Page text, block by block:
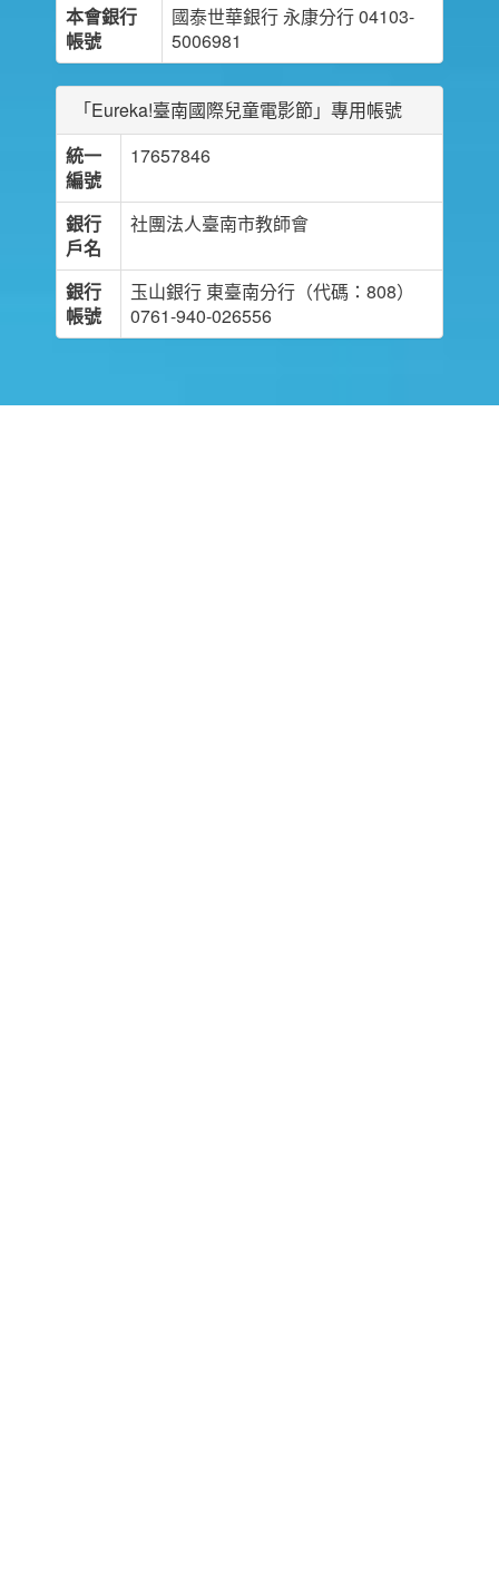
本會銀行
帳號
國泰世華銀行 永康分行 04103-
5006981
「Eureka!臺南國際兒童電影節」專用帳號
統一
編號
17657846
銀行
戶名
社團法人臺南市教師會
銀行
帳號
玉山銀行 東臺南分行（代碼：808）
0761-940-026556